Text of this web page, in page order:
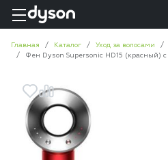
Главная Каталог Уход за волосами
Фен Dyson Supersonic HD15 (красный)